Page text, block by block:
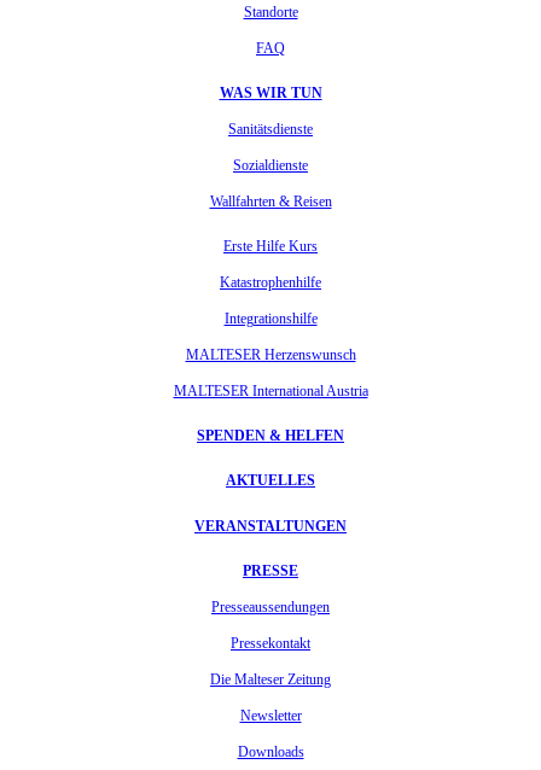
Standorte
FAQ
WAS WIR TUN
Sanitätsdienste
Sozialdienste
Wallfahrten & Reisen
Erste Hilfe Kurs
Katastrophenhilfe
Integrationshilfe
MALTESER Herzenswunsch
MALTESER International Austria
SPENDEN & HELFEN
AKTUELLES
VERANSTALTUNGEN
PRESSE
Presseaussendungen
Pressekontakt
Die Malteser Zeitung
Newsletter
Downloads